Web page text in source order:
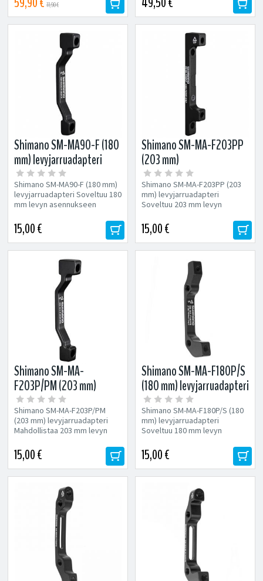
77,90 €
Shimano SM-MA90-F (180
mm) levyjarruadapteri
Shimano SM-MA90-F (180 mm)
levyjarruadapteri Soveltuu 180
mm levyn asennukseen
15,00 €
Shimano SM-MA-F203PP
(203 mm)
levyjarruadapteri
Shimano SM-MA-F203PP (203
mm) levyjarruadapteri
Soveltuu 203 mm levyn
kaliiberi ja
postmount eturaarukka
15,00 €
Shimano SM-MA-
F203P/PM (203 mm)
levyjarruadapteri
Shimano SM-MA-F203P/PM
(203 mm) levyjarruadapteri
Mahdollistaa 203 mm levyn
postmount runkoon
15,00 €
Shimano SM-MA-F180P/S
(180 mm) levyjarruadapteri
Shimano SM-MA-F180P/S (180
mm) levyjarruadapteri
Soveltuu 180 mm levyn
standard etuhaarukkaan,
postmount...
15,00 €